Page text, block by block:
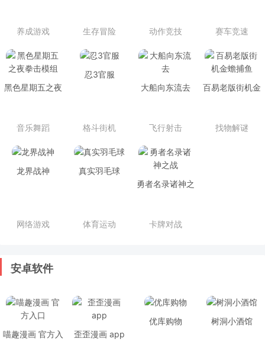
养成游戏 生存冒险 动作竞技 赛车竞速
黑色星期五之夜
音乐舞蹈
忍3官服
格斗街机
大船向东流去
飞行射击
百易老版街机金
找物解谜
龙界战神
网络游戏
真实羽毛球
体育运动
勇者名录诸神之
卡牌对战
安卓软件
喵趣漫画 官方入
歪歪漫画 app
优库购物 树洞小酒馆